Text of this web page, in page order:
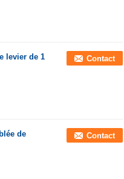
levier de 1
Contact
de
Contact